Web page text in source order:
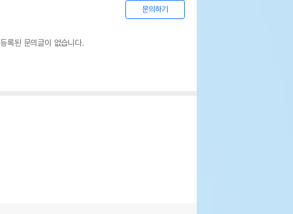
문의하기
등록된 문의글이 없습니다.